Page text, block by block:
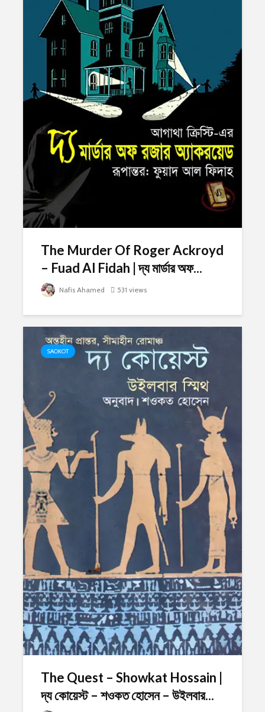
The Murder Of Roger Ackroyd
– Fuad Al Fidah | দ্য মার্ডার অফ...
Nafis Ahamed 531 views
SAOKOT
The Quest – Showkat Hossain |
দ্য কোয়েস্ট – শওকত হোসেন – উইলবার...